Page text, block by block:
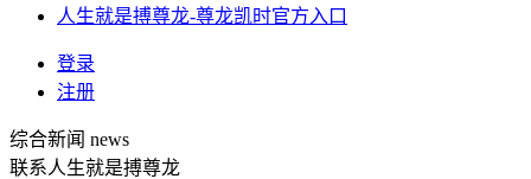
人生就是搏尊龙-尊龙凯时官方入口
登录
注册
综合新闻 news
联系人生就是搏尊龙